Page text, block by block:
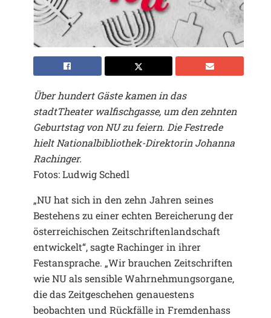
Über hundert Gäste kamen in das
stadtTheater walfischgasse, um den zehnten
Geburtstag von NU zu feiern. Die Festrede
hielt Nationalbibliothek-Direktorin Johanna
Rachinger.
Fotos: Ludwig Schedl
„NU hat sich in den zehn Jahren seines
Bestehens zu einer echten Bereicherung der
österreichischen Zeitschriftenlandschaft
entwickelt“, sagte Rachinger in ihrer
Festansprache. „Wir brauchen Zeitschriften
wie NU als sensible Wahrnehmungsorgane,
die das Zeitgeschehen genauestens
beobachten und Rückfälle in Fremdenhass